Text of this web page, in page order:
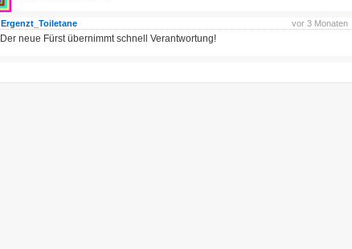
vor 3 Monaten
Ergenzt_Toiletane
Der neue Fürst übernimmt schnell Verantwortung!